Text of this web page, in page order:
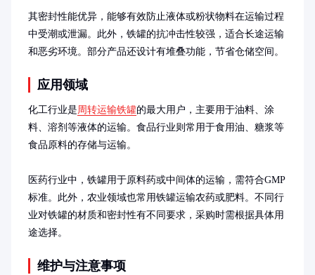
其密封性能优异，能够有效防止液体或粉状物料在运输过程
中受潮或泄漏。此外，铁罐的抗冲击性较强，适合长途运输
和恶劣环境。部分产品还设计有堆叠功能，节省仓储空间。
应用领域
化工行业是周转运输铁罐的最大用户，主要用于油料、涂
料、溶剂等液体的运输。食品行业则常用于食用油、糖浆等
食品原料的存储与运输。
医药行业中，铁罐用于原料药或中间体的运输，需符合GMP
标准。此外，农业领域也常用铁罐运输农药或肥料。不同行
业对铁罐的材质和密封性有不同要求，采购时需根据具体用
途选择。
维护与注意事项